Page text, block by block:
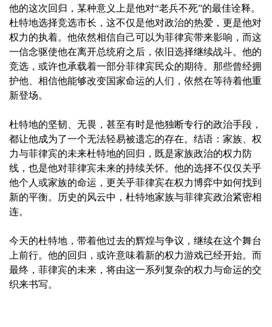
他的这次回归，某种意义上是他对“老兵不死”的最佳诠释。
杜特地选择竞选市长，这不仅是他对政治的热爱，更是他对
权力的执着。他依然相信自己可以为菲律宾带来影响，而这
一信念驱使他在离开总统府之后，依旧选择继续战斗。他的
竞选，或许也承载着一部分菲律宾民众的期待。那些曾经拥
护他、相信他能够改变国家命运的人们，依然在等待着他重
新登场。
杜特地的坚韧、无畏，甚至有时是他独断专行的政治手段，
都让他成为了一个无法轻易被遗忘的存在。结语：家族、权
力与菲律宾的未来杜特地的回归，既是家族政治的权力防
线，也是他对菲律宾未来的持续关怀。他的选择不仅仅关乎
他个人或家族的命运，更关乎菲律宾在权力博弈中如何找到
新的平衡。历史的风云中，杜特地家族与菲律宾政治紧密相
连。
今天的杜特地，带着他过去的辉煌与争议，继续在这个舞台
上前行。他的回归，或许意味着新的权力游戏已经开始。而
最终，菲律宾的未来，将由这一系列复杂的权力与命运的交
织来书写。